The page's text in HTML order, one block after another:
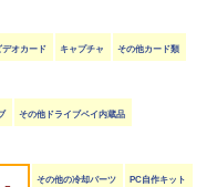
デオカード キャプチャ その他カード類
その他ドライブベイ内蔵品
その他の冷却パーツ PC自作キット